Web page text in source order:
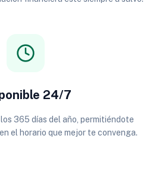
24/7
365 días del año, permitiéndote
el horario que mejor te convenga.